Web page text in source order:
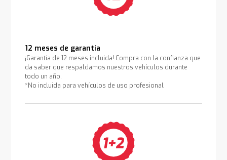
12 meses de garantía
¡Garantía de 12 meses incluida! Compra con la confianza que
da saber que respaldamos nuestros vehículos durante
todo un año.
*No incluida para vehículos de uso profesional